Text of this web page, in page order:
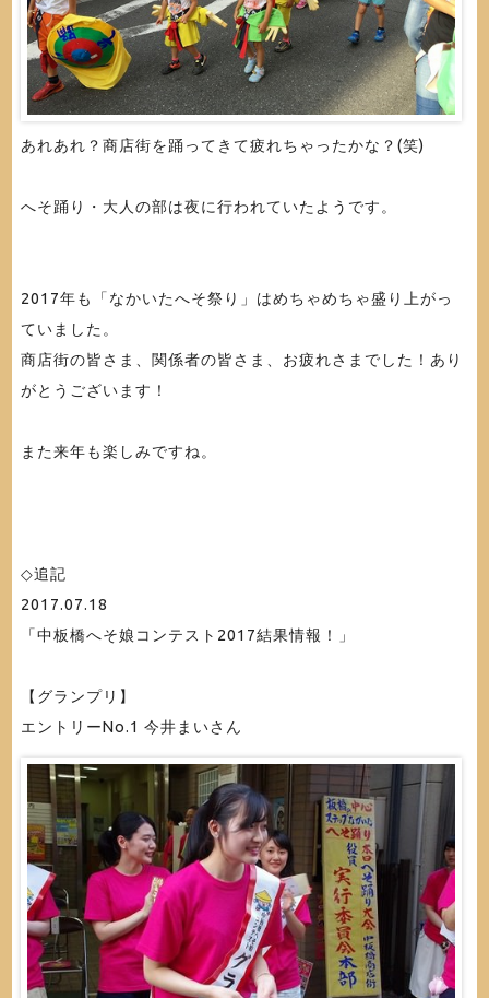
あれあれ？商店街を踊ってきて疲れちゃったかな？(笑)
へそ踊り・大人の部は夜に行われていたようです。
2017年も「なかいたへそ祭り」はめちゃめちゃ盛り上がっ
ていました。
商店街の皆さま、関係者の皆さま、お疲れさまでした！あり
がとうございます！
また来年も楽しみですね。
◇追記
2017.07.18
「中板橋へそ娘コンテスト2017結果情報！」
【グランプリ】
エントリーNo.1 今井まいさん